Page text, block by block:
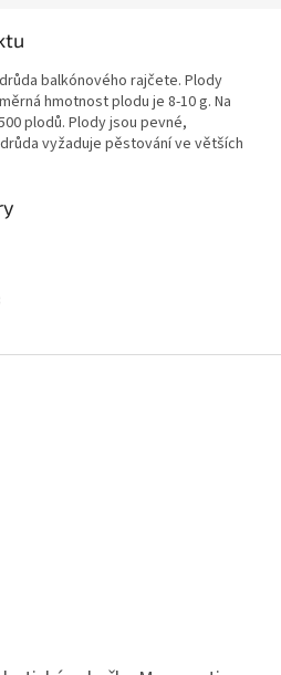
balkónového rajčete. Plody
hmotnost plodu je 8-10 g. Na
plodů. Plody jsou pevné,
vyžaduje pěstování ve větších